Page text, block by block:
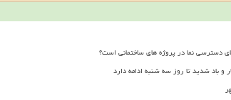
دسترسی نما در پروژه های ساختمانی است؟